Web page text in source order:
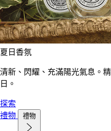
夏日香氛
清新、閃耀、充滿陽光氣息。
日。
探索
禮物
禮物